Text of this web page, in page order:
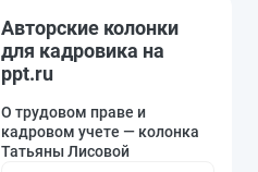
Авторские колонки
для кадровика на
ppt.ru
О трудовом праве и
кадровом учете — колонка
Татьяны Лисовой